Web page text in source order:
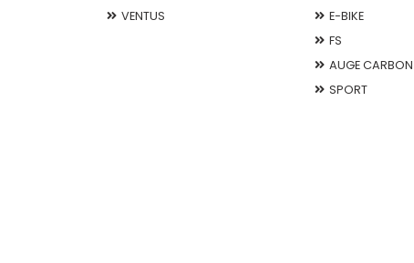
VENTUS
E-BIKE
FS
AUGE CARBON
SPORT